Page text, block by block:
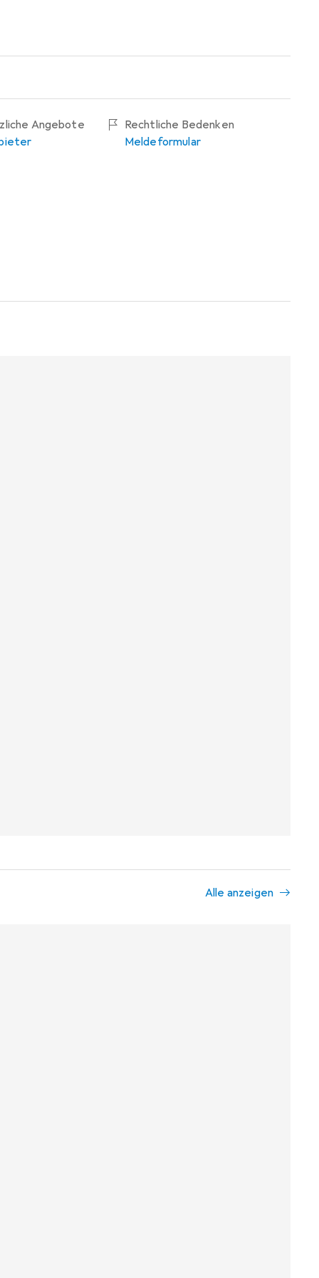
Angebote
Rechtliche Bedenken
Meldeformular
Alle anzeigen